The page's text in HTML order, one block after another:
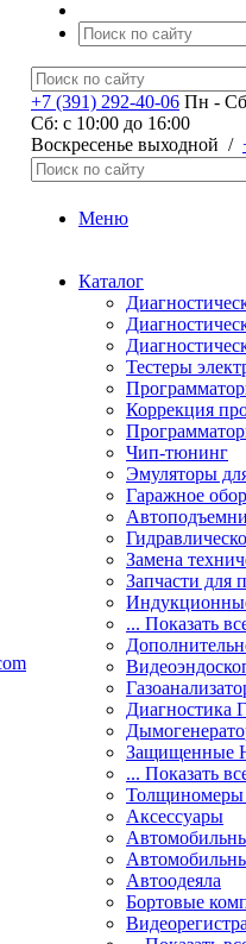
+7 (391) 292-40-06 Пн -
Сб: c 10:00 до 16:00
​Воскресенье выходной /
Меню
Каталог
Тестеры
Коррекция
Чип-тюнинг
Эмуляторы
Гаражное
Замена
Запчасти для
... Показать
Диагностика
Защищенные
... Показать
Толщиномеры
Аксессуары
Автоодеяла
Бортовые